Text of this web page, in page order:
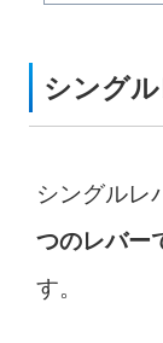
シング
シングルレ
つのレバー
す。